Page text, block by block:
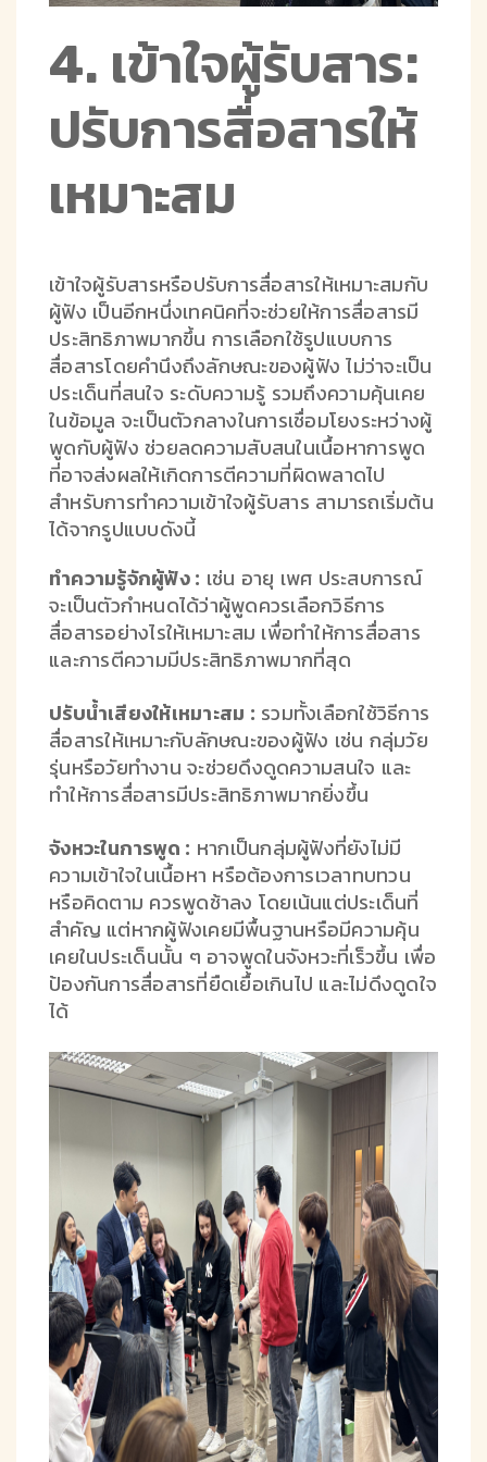
4. เข้าใจผู้รับสาร:
ปรับการสื่อสารให้
เหมาะสม
เข้าใจผู้รับสารหรือปรับการสื่อสารให้เหมาะสมกับ
ผู้ฟัง เป็นอีกหนึ่งเทคนิคที่จะช่วยให้การสื่อสารมี
ประสิทธิภาพมากขึ้น การเลือกใช้รูปแบบการ
สื่อสารโดยคำนึงถึงลักษณะของผู้ฟัง ไม่ว่าจะเป็น
ประเด็นที่สนใจ ระดับความรู้ รวมถึงความคุ้นเคย
ในข้อมูล จะเป็นตัวกลางในการเชื่อมโยงระหว่างผู้
พูดกับผู้ฟัง ช่วยลดความสับสนในเนื้อหาการพูด
ที่อาจส่งผลให้เกิดการตีความที่ผิดพลาดไป
สำหรับการทำความเข้าใจผู้รับสาร สามารถเริ่มต้น
ได้จากรูปแบบดังนี้
ทำความรู้จักผู้ฟัง : เช่น อายุ เพศ ประสบการณ์
จะเป็นตัวกำหนดได้ว่าผู้พูดควรเลือกวิธีการ
สื่อสารอย่างไรให้เหมาะสม เพื่อทำให้การสื่อสาร
และการตีความมีประสิทธิภาพมากที่สุด
ปรับน้ำเสียงให้เหมาะสม : รวมทั้งเลือกใช้วิธีการ
สื่อสารให้เหมาะกับลักษณะของผู้ฟัง เช่น กลุ่มวัย
รุ่นหรือวัยทำงาน จะช่วยดึงดูดความสนใจ และ
ทำให้การสื่อสารมีประสิทธิภาพมากยิ่งขึ้น
จังหวะในการพูด : หากเป็นกลุ่มผู้ฟังที่ยังไม่มี
ความเข้าใจในเนื้อหา หรือต้องการเวลาทบทวน
หรือคิดตาม ควรพูดช้าลง โดยเน้นแต่ประเด็นที่
สำคัญ แต่หากผู้ฟังเคยมีพื้นฐานหรือมีความคุ้น
เคยในประเด็นนั้น ๆ อาจพูดในจังหวะที่เร็วขึ้น เพื่อ
ป้องกันการสื่อสารที่ยืดเยื้อเกินไป และไม่ดึงดูดใจ
ได้